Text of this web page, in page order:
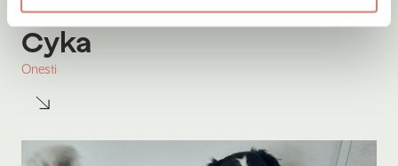
Adoptie07-08-2026
Cyka
Onesti